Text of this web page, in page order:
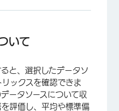
プション
いて
と、選択したデータソ
ックスを確認できま
ータソースについて収
評価し、平均や標準偏